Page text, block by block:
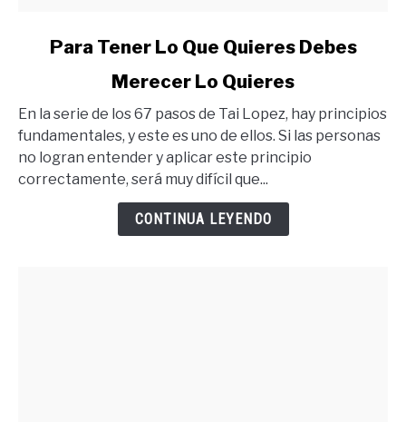
Tener
Lo
Que
Quieres
Para Tener Lo Que Quieres Debes
Merecer Lo Quieres
En la serie de los 67 pasos de Tai Lopez, hay principios
fundamentales, y este es uno de ellos. Si las personas
no logran entender y aplicar este principio
correctamente, será muy difícil que...
CONTINUA LEYENDO